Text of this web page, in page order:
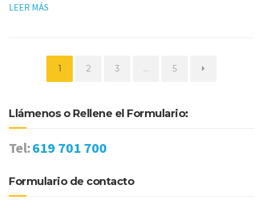
LEER MÁS
Página
1 Página
2 Página
3 … Página
5
Llámenos o Rellene el Formulario:
Tel:619 701 700
Formulario de contacto